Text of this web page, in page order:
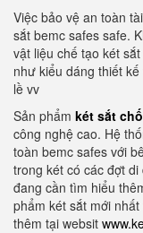
Việc bảo vệ an toàn
sắt bemc safes safe.
vật liệu chế tạo két
như kiểu dáng thiết
lề vv
Sản phẩm két sắt
công nghệ cao. Hệ
toàn bemc safes với
trong két có các đợt
đang cần tìm hiểu
phẩm két sắt mới
thêm tại websit